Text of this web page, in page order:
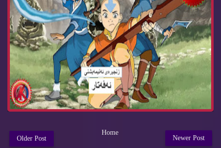
Newer Post
Older Post
Home